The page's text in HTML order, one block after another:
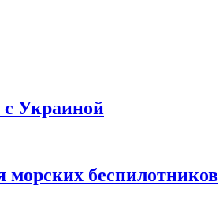
Украиной
морских беспилотников